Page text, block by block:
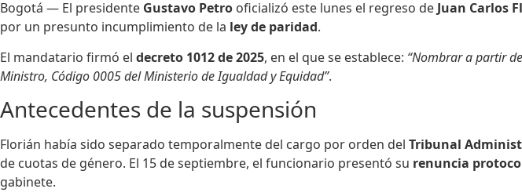
Bogotá — El presidente Gustavo Petro oficializó este lunes el regreso de Juan Carlos
por un presunto incumplimiento de la ley de paridad.
El mandatario firmó el decreto 1012 de 2025, en el que se establece: “Nombrar a partir
Ministro, Código 0005 del Ministerio de Igualdad y Equidad”.
Antecedentes de la suspensión
Florián había sido separado temporalmente del cargo por orden del Tribunal
de cuotas de género. El 15 de septiembre, el funcionario presentó su renuncia
gabinete.